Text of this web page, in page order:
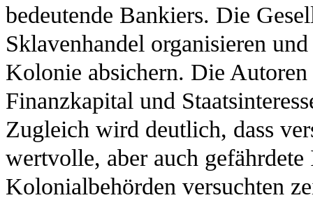
bedeutende Bankiers. Die
Sklavenhandel organisieren
Kolonie absichern. Die
Finanzkapital und
Zugleich wird deutlich, dass
wertvolle, aber auch
Kolonialbehörden versuchten